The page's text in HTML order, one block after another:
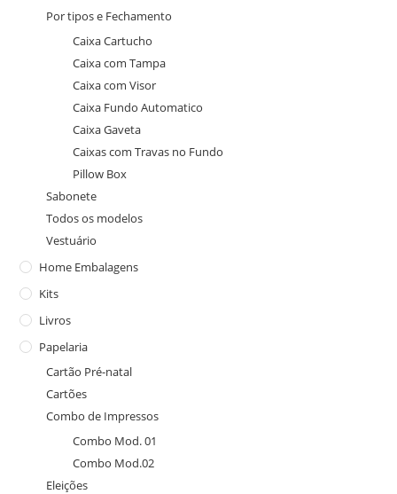
Por tipos e Fechamento
Caixa Cartucho
Caixa com Tampa
Caixa com Visor
Caixa Fundo Automatico
Caixa Gaveta
Caixas com Travas no Fundo
Pillow Box
Sabonete
Todos os modelos
Vestuário
Home Embalagens
Kits
Livros
Papelaria
Cartão Pré-natal
Cartões
Combo de Impressos
Combo Mod. 01
Combo Mod.02
Eleições